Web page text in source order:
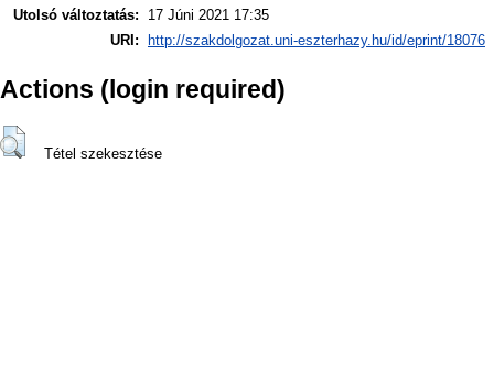
Utolsó változtatás:
17 Júni 2021 17:35
URI:
http://szakdolgozat.uni-eszterhazy.hu/id/eprint/18076
Actions (login required)
Tétel szekesztése